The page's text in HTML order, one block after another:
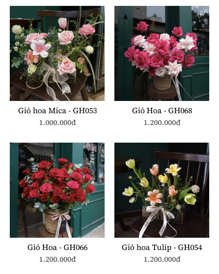
Giỏ hoa Mica - GH053
1.000.000đ
Giỏ Hoa - GH068
1.200.000đ
Giỏ Hoa - GH066
1.200.000đ
Giỏ hoa Tulip - GH054
1.200.000đ